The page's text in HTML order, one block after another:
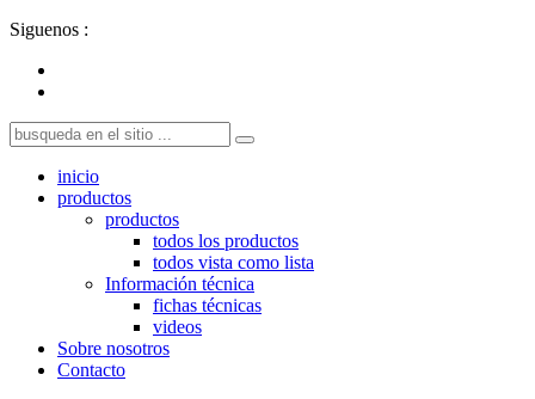
Siguenos :
inicio
productos
productos
todos los productos
todos vista como lista
Información técnica
fichas técnicas
videos
Sobre nosotros
Contacto